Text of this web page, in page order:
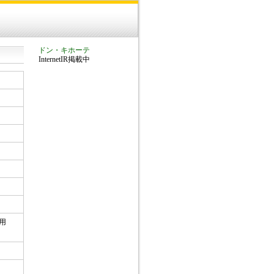
ドン・キホーテ
InternetIR掲載中